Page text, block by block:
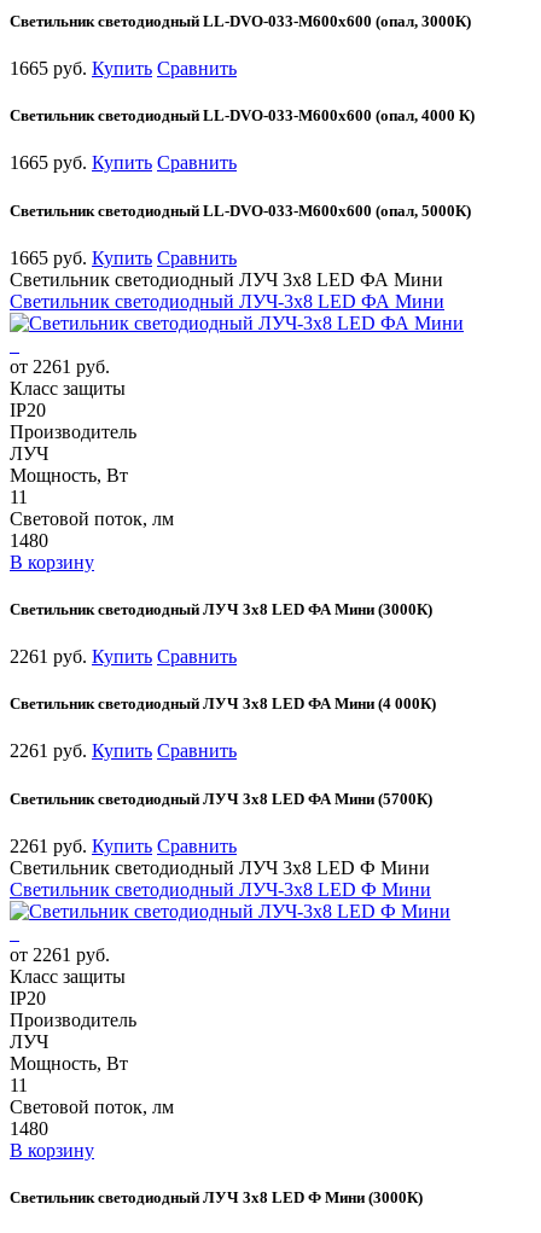
Светильник светодиодный LL-DVO-033-M600x600 (опал, 3000К)
1665 руб. Купить Сравнить
Светильник светодиодный LL-DVO-033-M600x600 (опал, 4000 К)
1665 руб. Купить Сравнить
Светильник светодиодный LL-DVO-033-M600x600 (опал, 5000К)
1665 руб. Купить Сравнить
Светильник светодиодный ЛУЧ 3х8 LED ФА Мини
Светильник светодиодный ЛУЧ-3х8 LED ФА Мини
от 2261 руб.
Класс защиты
IP20
Производитель
ЛУЧ
Мощность, Вт
11
Световой поток, лм
1480
В корзину
Светильник светодиодный ЛУЧ 3х8 LED ФА Мини (3000К)
2261 руб. Купить Сравнить
Светильник светодиодный ЛУЧ 3х8 LED ФА Мини (4 000К)
2261 руб. Купить Сравнить
Светильник светодиодный ЛУЧ 3х8 LED ФА Мини (5700К)
2261 руб. Купить Сравнить
Светильник светодиодный ЛУЧ 3х8 LED Ф Мини
Светильник светодиодный ЛУЧ-3х8 LED Ф Мини
от 2261 руб.
Класс защиты
IP20
Производитель
ЛУЧ
Мощность, Вт
11
Световой поток, лм
1480
В корзину
Светильник светодиодный ЛУЧ 3х8 LED Ф Мини (3000К)